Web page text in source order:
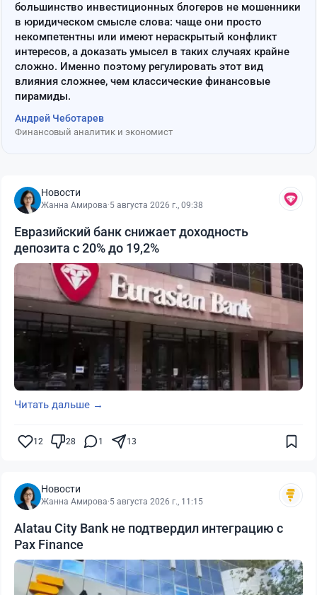
большинство инвестиционных блогеров не мошенники
в юридическом смысле слова: чаще они просто
некомпетентны или имеют нераскрытый конфликт
интересов, а доказать умысел в таких случаях крайне
сложно. Именно поэтому регулировать этот вид
влияния сложнее, чем классические финансовые
пирамиды.
Андрей Чеботарев
Финансовый аналитик и экономист
Новости
Жанна Амирова·5 августа 2026 г., 09:38
Евразийский банк снижает доходность
депозита с 20% до 19,2%
Читать дальше →
12 28 1 13
Новости
Жанна Амирова·5 августа 2026 г., 11:15
Alatau City Bank не подтвердил интеграцию с
Pax Finance